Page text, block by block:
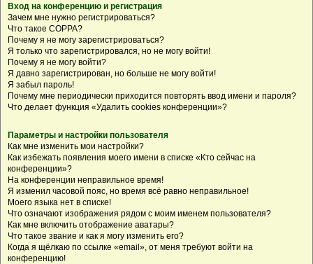
Вход на конференцию и регистрация
Зачем мне нужно регистрироваться?
Что такое COPPA?
Почему я не могу зарегистрироваться?
Я только что зарегистрировался, но не могу войти!
Почему я не могу войти?
Я давно зарегистрирован, но больше не могу войти!
Я забыл пароль!
Почему мне периодически приходится повторять ввод имени и пароля?
Что делает функция «Удалить cookies конференции»?
Параметры и настройки пользователя
Как мне изменить мои настройки?
Как избежать появления моего имени в списке «Кто сейчас на
конференции»?
На конференции неправильное время!
Я изменил часовой пояс, но время всё равно неправильное!
Моего языка нет в списке!
Что означают изображения рядом с моим именем пользователя?
Как мне включить отображение аватары?
Что такое звание и как я могу изменить его?
Когда я щёлкаю по ссылке «email», от меня требуют войти на
конференцию!